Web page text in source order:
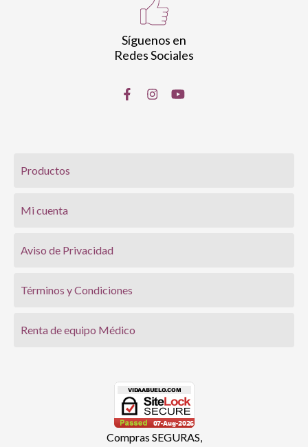
Síguenos en
Redes Sociales
Productos
Mi cuenta
Aviso de Privacidad
Términos y Condiciones
Renta de equipo Médico
Compras SEGURAS,